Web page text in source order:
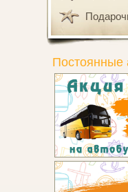
Постоянные